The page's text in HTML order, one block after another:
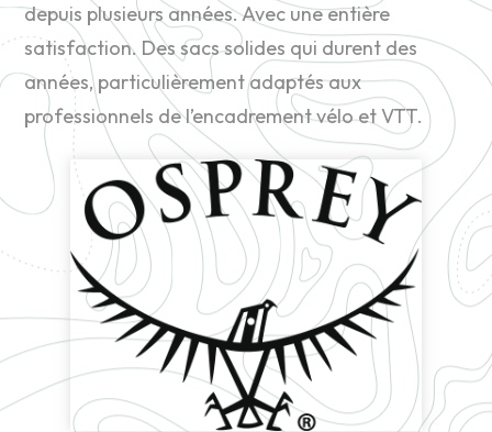
depuis plusieurs années. Avec une entière
satisfaction. Des sacs solides qui durent des
années, particulièrement adaptés aux
professionnels de l’encadrement vélo et VTT.